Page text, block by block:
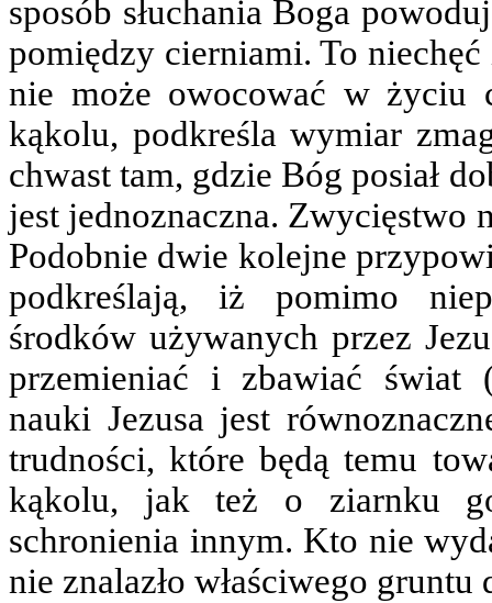
sposób słuchania Boga
pomiędzy cierniami. To niechęć
nie może owocować w życiu
kąkolu, podkreśla wymiar
chwast tam, gdzie Bóg posiał
jest jednoznaczna. Zwycięstwo
Podobnie dwie kolejne
podkreślają, iż pomimo
środków używanych przez
przemieniać i zbawiać świat
nauki Jezusa jest
trudności, które będą temu
kąkolu, jak też o ziarnku
schronienia innym. Kto nie
nie znalazło właściwego